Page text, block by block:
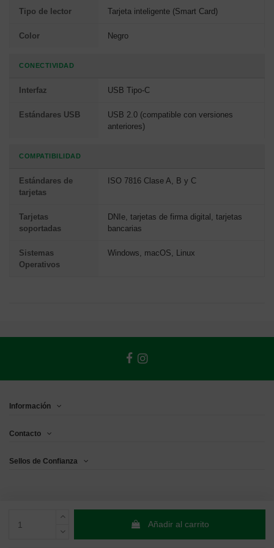
Añadir al carrito
Tipo de lector Tarjeta inteligente (Smart Card)
Color Negro
CONECTIVIDAD
Interfaz USB Tipo-C
Estándares USB
USB 2.0 (compatible con versiones
anteriores)
COMPATIBILIDAD
Estándares de
tarjetas
ISO 7816 Clase A, B y C
Tarjetas
soportadas
DNIe, tarjetas de firma digital, tarjetas
bancarias
Sistemas
Operativos
Windows, macOS, Linux
Información
Contacto
Sellos de Confianza